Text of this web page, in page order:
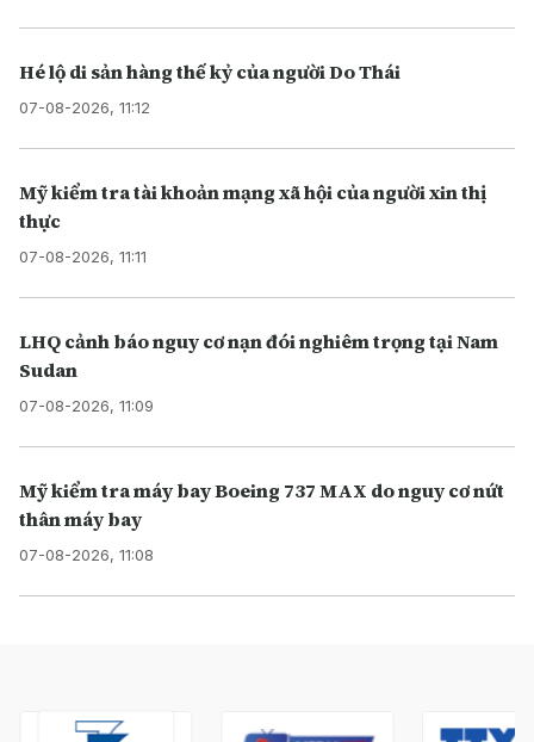
Hé lộ di sản hàng thế kỷ của người Do Thái
07-08-2026, 11:12
Mỹ kiểm tra tài khoản mạng xã hội của người xin thị
thực
07-08-2026, 11:11
LHQ cảnh báo nguy cơ nạn đói nghiêm trọng tại Nam
Sudan
07-08-2026, 11:09
Mỹ kiểm tra máy bay Boeing 737 MAX do nguy cơ nứt
thân máy bay
07-08-2026, 11:08